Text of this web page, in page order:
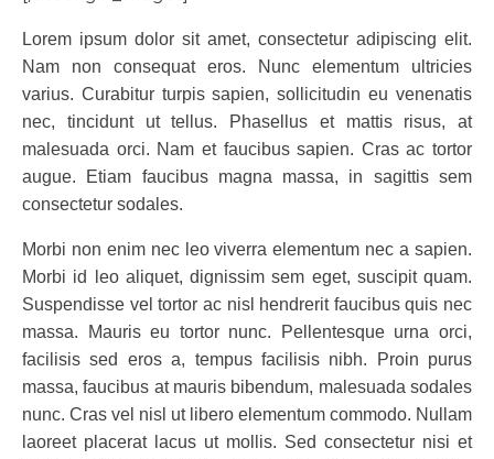
Lorem ipsum dolor sit amet, consectetur adipiscing elit.
Nam non consequat eros. Nunc elementum ultricies
varius. Curabitur turpis sapien, sollicitudin eu venenatis
nec, tincidunt ut tellus. Phasellus et mattis risus, at
malesuada orci. Nam et faucibus sapien. Cras ac tortor
augue. Etiam faucibus magna massa, in sagittis sem
consectetur sodales.
Morbi non enim nec leo viverra elementum nec a sapien.
Morbi id leo aliquet, dignissim sem eget, suscipit quam.
Suspendisse vel tortor ac nisl hendrerit faucibus quis nec
massa. Mauris eu tortor nunc. Pellentesque urna orci,
facilisis sed eros a, tempus facilisis nibh. Proin purus
massa, faucibus at mauris bibendum, malesuada sodales
nunc. Cras vel nisl ut libero elementum commodo. Nullam
laoreet placerat lacus ut mollis. Sed consectetur nisi et